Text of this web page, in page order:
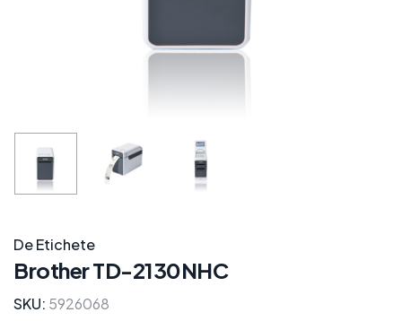
De Etichete
Brother TD-2130NHC
SKU: 5926068